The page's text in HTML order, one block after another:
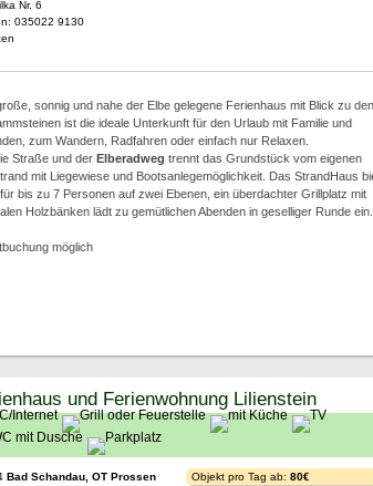
Nr. 6
035022 9130
sonnig und nahe der Elbe gelegene Ferienhaus mit Blick zu den
ist die ideale Unterkunft für den Urlaub mit Familie und
zum Wandern, Radfahren oder einfach nur Relaxen.
Straße und der Elberadweg trennt das Grundstück vom eigenen
mit Liegewiese und Bootsanlegemöglichkeit. Das StrandHaus
bis zu 7 Personen auf zwei Ebenen, ein überdachter Grillplatz mit
Holzbänken lädt zu gemütlichen Abenden in geselliger Runde ein.
möglich
und Ferienwohnung Lilienstein
Bad Schandau, OT Prossen
Objekt pro Tag ab: 80€